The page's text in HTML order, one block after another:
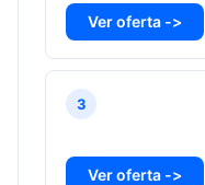
Ver oferta ->
3
Ver oferta ->